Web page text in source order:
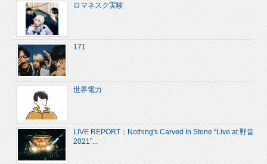
ロマネスク実験
171
世界電力
LIVE REPORT：Nothing's Carved In Stone “Live at 野音
2021”...